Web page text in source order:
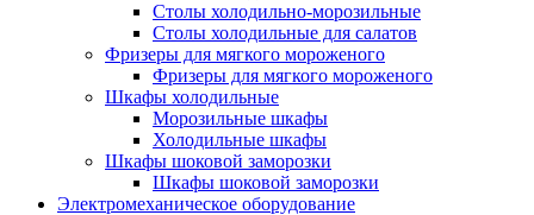
Столы холодильно-морозильные
Столы холодильные для салатов
Фризеры для мягкого мороженого
Фризеры для мягкого мороженого
Шкафы холодильные
Mорозильные шкафы
Холодильные шкафы
Шкафы шоковой заморозки
Шкафы шоковой заморозки
Электромеханическое оборудование